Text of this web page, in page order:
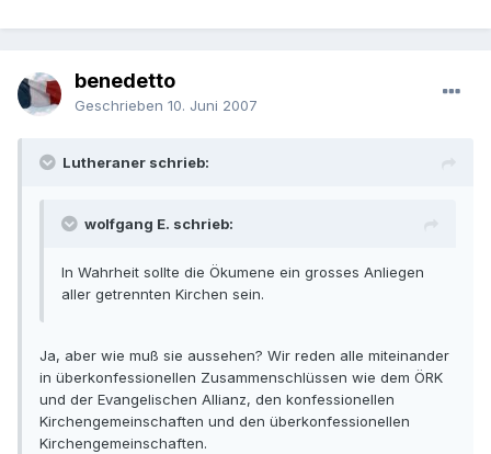
benedetto
Geschrieben 10. Juni 2007
Lutheraner schrieb:
wolfgang E. schrieb:
In Wahrheit sollte die Ökumene ein grosses Anliegen
aller getrennten Kirchen sein.
Ja, aber wie muß sie aussehen? Wir reden alle miteinander
in überkonfessionellen Zusammenschlüssen wie dem ÖRK
und der Evangelischen Allianz, den konfessionellen
Kirchengemeinschaften und den überkonfessionellen
Kirchengemeinschaften.